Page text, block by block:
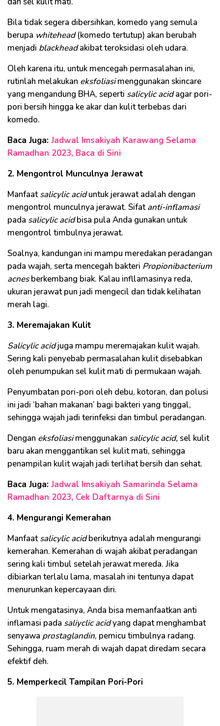
Bila tidak segera dibersihkan, komedo yang semula
berupa whitehead(komedo tertutup) akan berubah
menjadi blackheadakibat teroksidasi oleh udara.
Oleh karena itu, untuk mencegah permasalahan ini,
rutinlah melakukan eksfoliasimenggunakan skincare
yang mengandung BHA, seperti salicylic acidagar pori-
pori bersih hingga ke akar dan kulit terbebas dari
komedo.
Baca Juga: Jadwal Imsakiyah Karawang Selama
Ramadhan 2023, Baca di Sini
2. Mengontrol Munculnya Jerawat
Manfaatsalicylic aciduntuk jerawat adalah dengan
mengontrol munculnya jerawat. Sifatanti-inflamasi
pada salicylic acidbisa pula Anda gunakan untuk
mengontrol timbulnya jerawat.
Soalnya, kandungan ini mampu meredakan peradangan
pada wajah, serta mencegah bakteri Propionibacterium
acnesberkembang biak. Kalau infllamasinya reda,
ukuran jerawat pun jadi mengecil dan tidak kelihatan
merah lagi.
3. Meremajakan Kulit
Salicylic acidjuga mampu meremajakan kulit wajah.
Sering kali penyebab permasalahan kulit disebabkan
oleh penumpukan sel kulit mati di permukaan wajah.
Penyumbatan pori-pori oleh debu, kotoran, dan polusi
ini jadi ‘bahan makanan’ bagi bakteri yang tinggal,
sehingga wajah jadi terinfeksi dan timbul peradangan.
Dengan eksfoliasimenggunakan salicylic acid,sel kulit
baru akan menggantikan sel kulit mati, sehingga
penampilan kulit wajah jadi terlihat bersih dan sehat.
Baca Juga: Jadwal Imsakiyah Samarinda Selama
Ramadhan 2023, Cek Daftarnya di Sini
4. Mengurangi Kemerahan
Manfaatsalicylic acidberikutnya adalah mengurangi
kemerahan. Kemerahan di wajah akibat peradangan
sering kali timbul setelah jerawat mereda. Jika
dibiarkan terlalu lama, masalah ini tentunya dapat
menurunkan kepercayaan diri.
Untuk mengatasinya, Anda bisa memanfaatkan anti
inflamasi pada saliyclic acidyang dapat menghambat
senyawa prostaglandin, pemicu timbulnya radang.
Sehingga, ruam merah di wajah dapat diredam secara
efektif deh.
5. Memperkecil Tampilan Pori-Pori